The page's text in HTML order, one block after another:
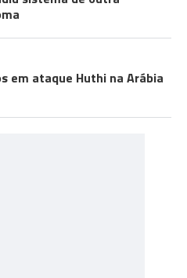
em ataque Huthi na Arábia